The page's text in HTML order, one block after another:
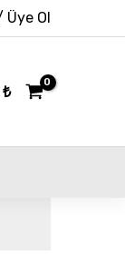
Üye Ol
₺